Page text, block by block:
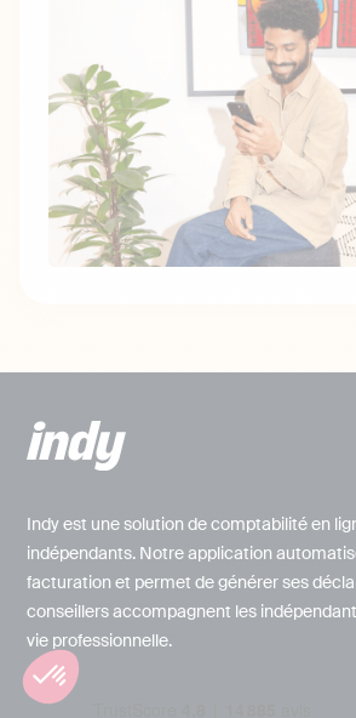
Indy est une solution de comptabilité en
indépendants. Notre application
facturation et permet de générer ses
conseillers accompagnent les
vie professionnelle.